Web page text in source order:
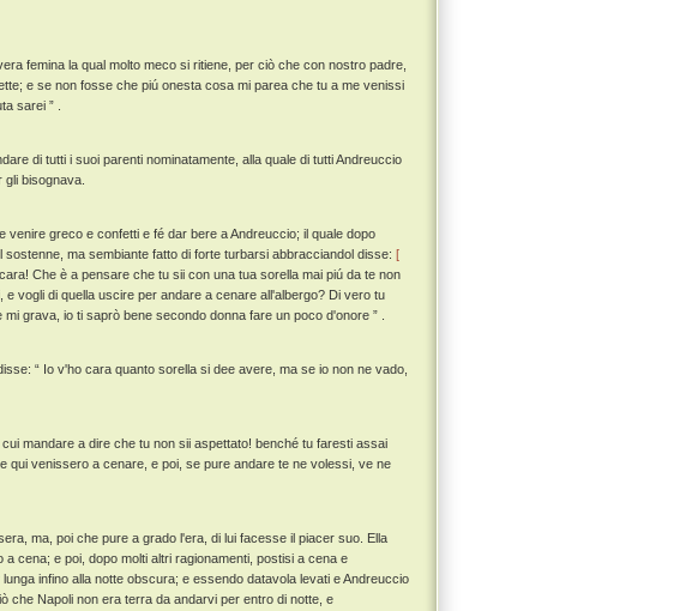
femina la qual molto meco si ritiene, per ciò che con nostro padre,
e se non fosse che piú onesta cosa mi parea che tu a me venissi
sarei ” .
di tutti i suoi parenti nominatamente, alla quale di tutti Andreuccio
bisognava.
venire greco e confetti e fé dar bere a Andreuccio; il quale dopo
ma sembiante fatto di forte turbarsi abbracciandol disse: [
Che è a pensare che tu sii con una tua sorella mai piú da te non
vogli di quella uscire per andare a cenare all'albergo? Di vero tu
grava, io ti saprò bene secondo donna fare un poco d'onore ” .
“ Io v'ho cara quanto sorella si dee avere, ma se io non ne vado,
mandare a dire che tu non sii aspettato! benché tu faresti assai
qui venissero a cenare, e poi, se pure andare te ne volessi, ve ne
ma, poi che pure a grado l'era, di lui facesse il piacer suo. Ella
cena; e poi, dopo molti altri ragionamenti, postisi a cena e
infino alla notte obscura; e essendo datavola levati e Andreuccio
che Napoli non era terra da andarvi per entro di notte, e